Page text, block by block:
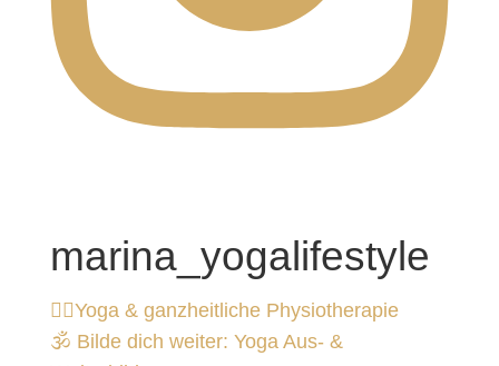
marina_yogalifestyle
🧘‍♀️Yoga & ganzheitliche Physiotherapie
🕉️ Bilde dich weiter: Yoga Aus- &